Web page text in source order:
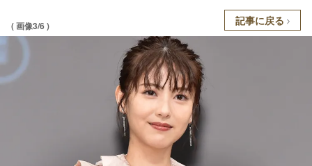
( 画像3/6 ) 記事に戻る